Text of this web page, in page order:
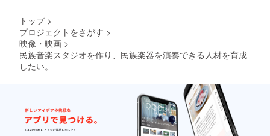
い。・実施期間：
2017年4月28日
楽器: インド音楽弦楽
器シタール、太鼓タブ
トップ >
プロジェクトをさがす >
映像・映画 >
民族音楽スタジオを作り、民族楽器を演奏できる人材を育成
したい。